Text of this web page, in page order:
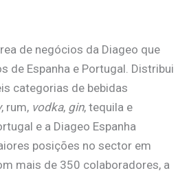
de negócios da Diageo que
de Espanha e Portugal. Distribui
categorias de bebidas
, rum, vodka, gin, tequila e
e a Diageo Espanha
posições no sector em
mais de 350 colaboradores, a